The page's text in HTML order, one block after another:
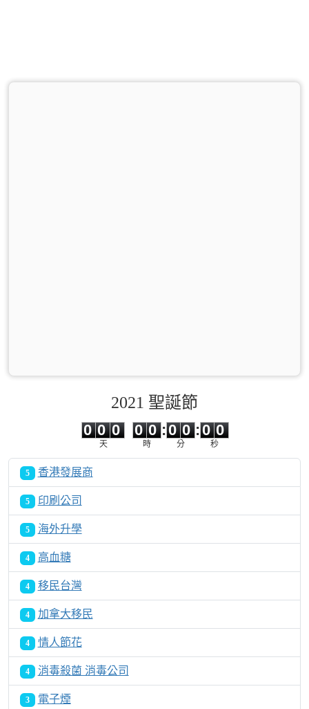
2021 聖誕節
0 0
0
0
天
0
0
0
0
時
:
0
0
0
0
分
:0 0
秒
5 香港發展商
5 印刷公司
5 海外升學
4 高血糖
4 移民台灣
4 加拿大移民
4 情人節花
4 消毒殺菌 消毒公司
3 電子煙